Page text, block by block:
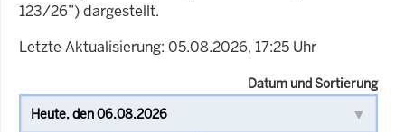
123/26”) dargestellt.
Letzte Aktualisierung: 05.08.2026, 17:25 Uhr
Datum und Sortierung